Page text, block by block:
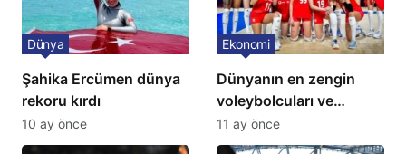
Şahika Ercümen dünya
rekoru kırdı
Dünya
10 ay önce
Dünyanın en zengin
voleybolcuları ve
servetleri açıklandı:
Listede 2 Türk yıldız
Ekonomi
11 ay önce